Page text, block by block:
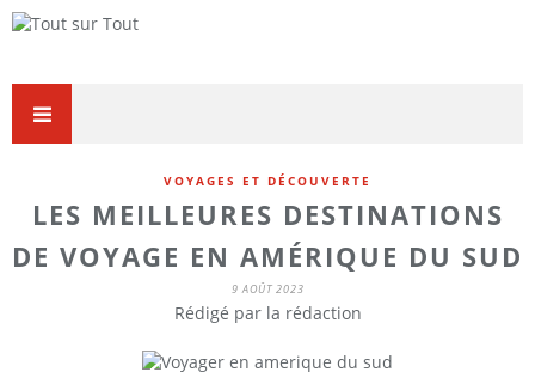
VOYAGES ET DÉCOUVERTE
LES MEILLEURES DESTINATIONS
DE VOYAGE EN AMÉRIQUE DU SUD
9 AOÛT 2023
Rédigé par la rédaction